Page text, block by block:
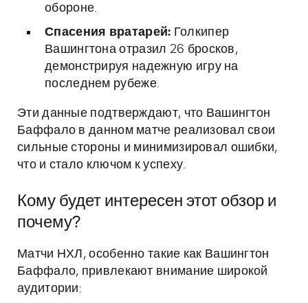
обороне.
Спасения вратарей: Голкипер
Вашингтона отразил 26 бросков,
демонстрируя надежную игру на
последнем рубеже.
Эти данные подтверждают, что Вашингтон
Баффало в данном матче реализовал свои
сильные стороны и минимизировал ошибки,
что и стало ключом к успеху.
Кому будет интересен этот обзор и
почему?
Матчи НХЛ, особенно такие как Вашингтон
Баффало, привлекают внимание широкой
аудитории: